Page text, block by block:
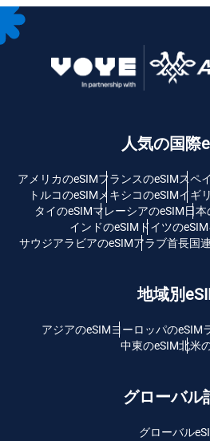
人気の国際
アメリカのeSIMフランスのeSIMスペ
トルコのeSIM メキシコのeSIMイギ
タイのeSIMマレーシアのeSIM日本
インドのeSIM ドイツのeSIM
サウジアラビアのeSIMアラブ首長国
地域別
アジアのeSIMヨーロッパのeSIM
中東のeSIM北米
グローバル
グローバル